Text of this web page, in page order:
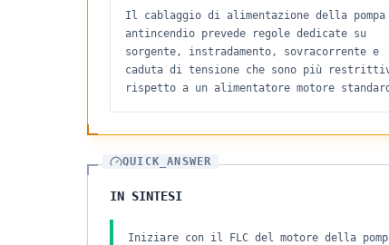
Il cablaggio di alimentazione della pompa
antincendio prevede regole dedicate su
sorgente, instradamento, sovracorrente e
caduta di tensione che sono più
rispetto a un alimentatore motore
QUICK_ANSWER
IN SINTESI
Iniziare con il FLC del motore della